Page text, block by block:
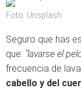
Foto: Unsplash
Seguro que has
que: "lavarse el
frecuencia de
cabello y del